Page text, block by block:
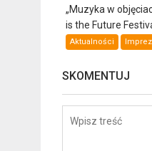
„Muzyka w
is the Future
Aktualności
SKOMENTUJ